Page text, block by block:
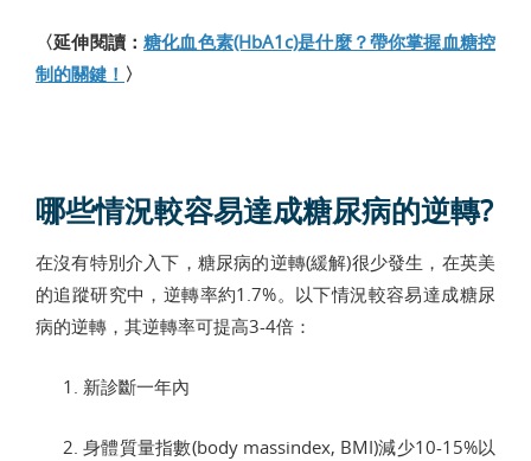
〈延伸閱讀：糖化血色素(HbA1c)是什麼？帶你掌握血糖控
制的關鍵！ 〉
哪些情況較容易達成糖尿病的逆轉?
在沒有特別介入下，糖尿病的逆轉(緩解)很少發生，在英美
的追蹤研究中，逆轉率約1.7%。以下情況較容易達成糖尿
病的逆轉，其逆轉率可提高3-4倍：
新診斷一年內
身體質量指數(body massindex, BMI)減少10-15%以